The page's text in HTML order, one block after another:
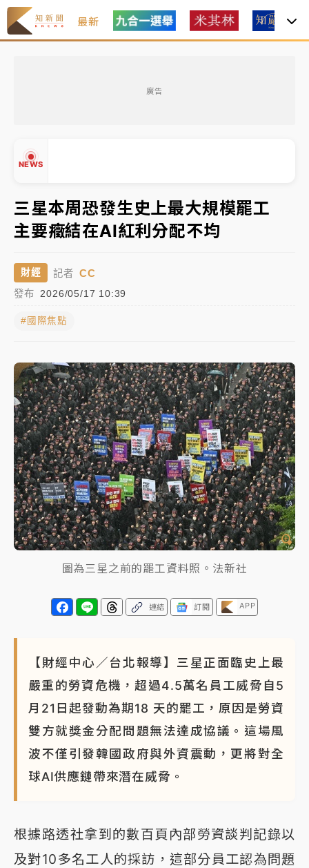
最新
廣告
NEWS
中信慈善基金會想增加董事人數！辜仲諒向法院聲請遭
駁 理由曝光
故宮《龍藏經》特展第2檔！今線上預約開賣一度塞車
周六起展出延長至晚上7時
台東農業處長涉圖利渡假村！東檢抗告成功 今重開羈
父親節泡湯了！中颱白海豚雨彈轟3天 「紅到發紫」降
雨熱區曝
暑假過三周才推「E宿新北打卡趣」！抽獎程序複雜 觀
旅局回應了
中信慈善基金會想增加董事人數！辜仲諒向法院聲請遭
駁 理由曝光
故宮《龍藏經》特展第2檔！今線上預約開賣一度塞車
周六起展出延長至晚上7時
台東農業處長涉圖利渡假村！東檢抗告成功 今重開羈
押庭
父親節泡湯了！中颱白海豚雨彈轟3天 「紅到發紫」降
雨熱區曝
三星本周恐發生史上最大規模罷工
主要癥結在AI紅利分配不均
財經 記者 CC
發布 2026/05/17 10:39
#國際焦點
圖為三星之前的罷工資料照。法新社
連結 訂閱 APP
【財經中心／台北報導】三星正面臨史上最
嚴重的勞資危機，超過4.5萬名員工威脅自5
月21日起發動為期18 天的罷工，原因是勞資
雙方就獎金分配問題無法達成協議。這場風
波不僅引發韓國政府與外資震動，更將對全
球AI供應鏈帶來潛在威脅。
根據路透社拿到的數百頁內部勞資談判記錄以
及對10多名工人的採訪，這部分員工認為問題